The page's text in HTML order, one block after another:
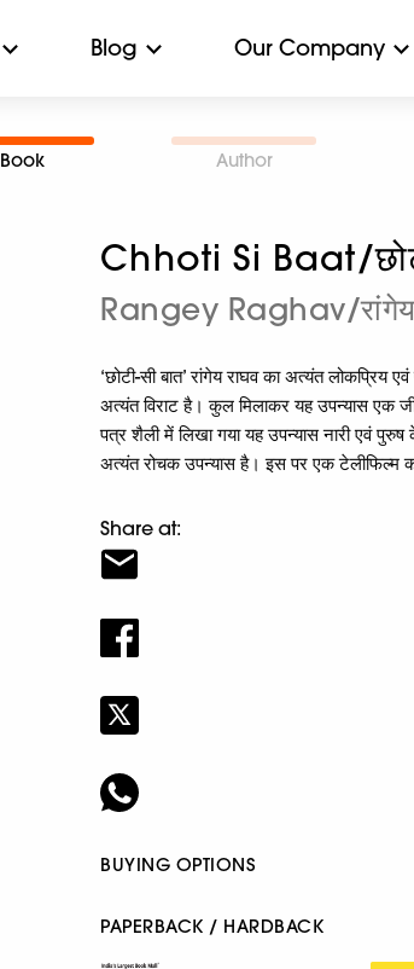
Blog Our Company
Book Author
Chhoti Si Baat/
Rangey Raghav/रांगेय
‘छोटी-सी बात’ रांगेय राघव का अत्यंत
अत्यंत विराट है। कुल मिलाकर यह उपन्यास एक
पत्र शैली में लिखा गया यह उपन्यास नारी एवं
अत्यंत रोचक उपन्यास है। इस पर एक टेलीफिल्म का
Share at:
BUYING OPTIONS
PAPERBACK / HARDBACK